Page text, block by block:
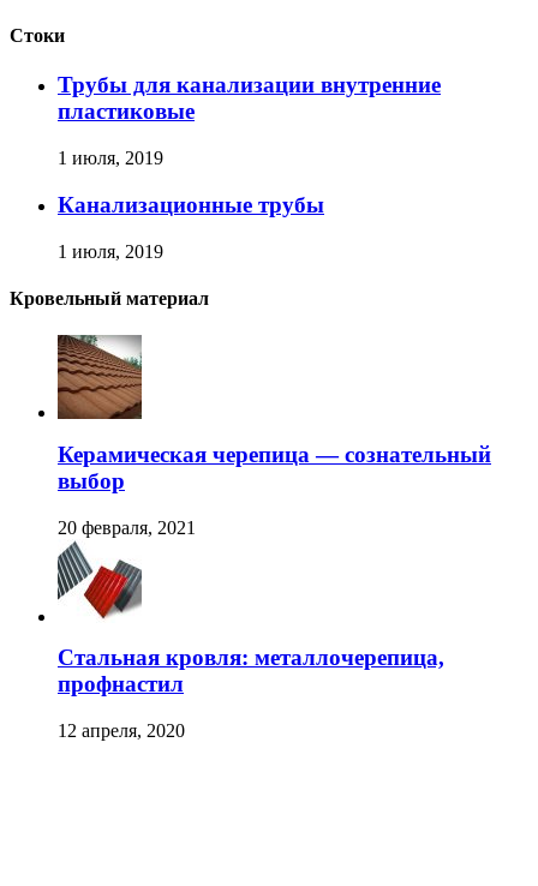
Стоки
Трубы для канализации внутренние
пластиковые
1 июля, 2019
Канализационные трубы
1 июля, 2019
Кровельный материал
Керамическая черепица — сознательный
выбор
20 февраля, 2021
Стальная кровля: металлочерепица,
профнастил
12 апреля, 2020